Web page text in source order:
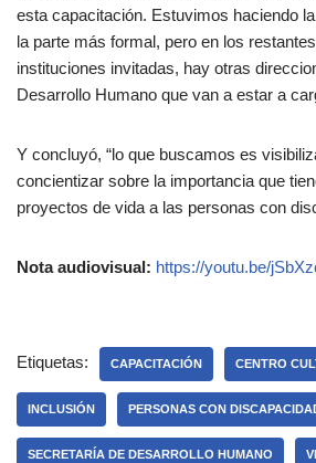
esta capacitación. Estuvimos haciendo
la parte más formal, pero en los
instituciones invitadas, hay otras
Desarrollo Humano que van a estar a
Y concluyó, “lo que buscamos es
concientizar sobre la importancia que
proyectos de vida a las personas con
Nota audiovisual: https://youtu.be/
Etiquetas: CAPACITACIÓN CENTRO
INCLUSIÓN PERSONAS CON
SECRETARÍA DE DESARROLLO HUMANO